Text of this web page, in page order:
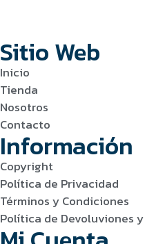
Sitio Web
Inicio
Tienda
Nosotros
Contacto
Información
Copyright
Política de Privacidad
Términos y Condiciones
Política de Devoluviones